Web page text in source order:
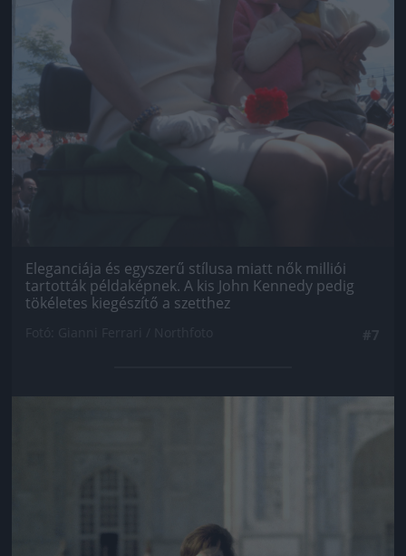
Eleganciája és egyszerű stílusa miatt nők milliói
tartották példaképnek. A kis John Kennedy pedig
tökéletes kiegészítő a szetthez